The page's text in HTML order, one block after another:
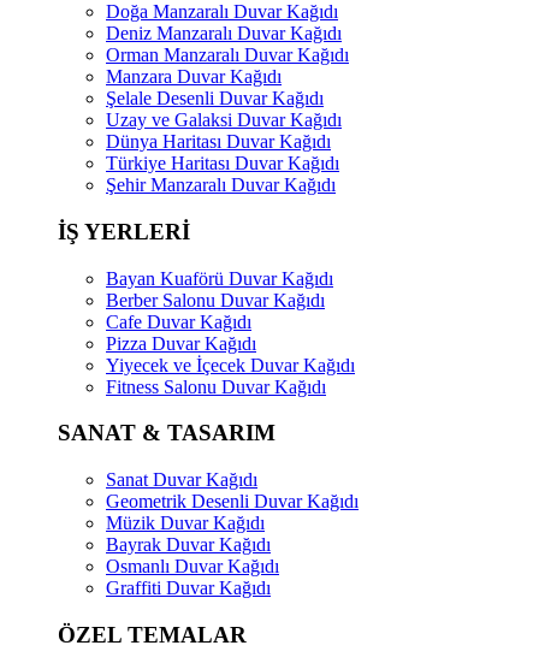
Doğa Manzaralı Duvar Kağıdı
Deniz Manzaralı Duvar Kağıdı
Orman Manzaralı Duvar Kağıdı
Manzara Duvar Kağıdı
Şelale Desenli Duvar Kağıdı
Uzay ve Galaksi Duvar Kağıdı
Dünya Haritası Duvar Kağıdı
Türkiye Haritası Duvar Kağıdı
Şehir Manzaralı Duvar Kağıdı
İŞ YERLERİ
Bayan Kuaförü Duvar Kağıdı
Berber Salonu Duvar Kağıdı
Cafe Duvar Kağıdı
Pizza Duvar Kağıdı
Yiyecek ve İçecek Duvar Kağıdı
Fitness Salonu Duvar Kağıdı
SANAT & TASARIM
Sanat Duvar Kağıdı
Geometrik Desenli Duvar Kağıdı
Müzik Duvar Kağıdı
Bayrak Duvar Kağıdı
Osmanlı Duvar Kağıdı
Graffiti Duvar Kağıdı
ÖZEL TEMALAR